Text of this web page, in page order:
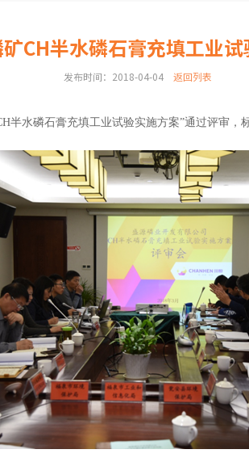
CH半水磷石膏充填工业
发布时间：2018-04-04 返回列表
半水磷石膏充填工业试验实施方案”通过评审，